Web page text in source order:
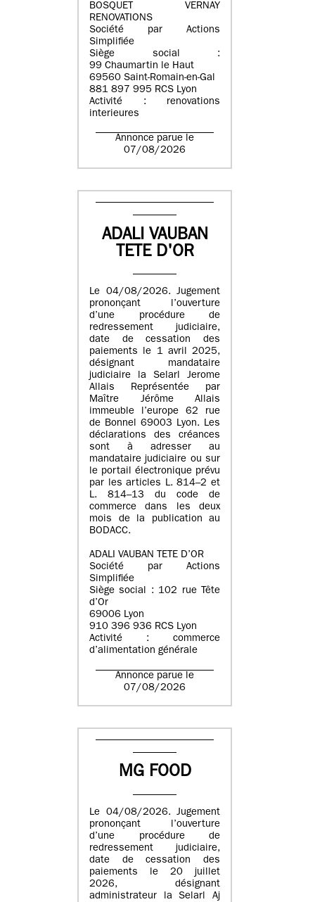
BOSQUET VERNAY
RENOVATIONS
Société par Actions
Simplifiée
Siège social :
99 Chaumartin le Haut
69560 Saint-Romain-en-Gal
881 897 995 RCS Lyon
Activité : renovations
interieures
Annonce parue le
07/08/2026
ADALI VAUBAN
TETE D'OR
Le 04/08/2026. Jugement
prononçant l’ouverture
d’une procédure de
redressement judiciaire,
date de cessation des
paiements le 1 avril 2025,
désignant mandataire
judiciaire la Selarl Jerome
Allais Représentée par
Maître Jérôme Allais
immeuble l’europe 62 rue
de Bonnel 69003 Lyon. Les
déclarations des créances
sont à adresser au
mandataire judiciaire ou sur
le portail électronique prévu
par les articles L. 814–2 et
L. 814–13 du code de
commerce dans les deux
mois de la publication au
BODACC.
ADALI VAUBAN TETE D’OR
Société par Actions
Simplifiée
Siège social : 102 rue Tête
d’Or
69006 Lyon
910 396 936 RCS Lyon
Activité : commerce
d’alimentation générale
Annonce parue le
07/08/2026
MG FOOD
Le 04/08/2026. Jugement
prononçant l’ouverture
d’une procédure de
redressement judiciaire,
date de cessation des
paiements le 20 juillet
2026, désignant
administrateur la Selarl Aj